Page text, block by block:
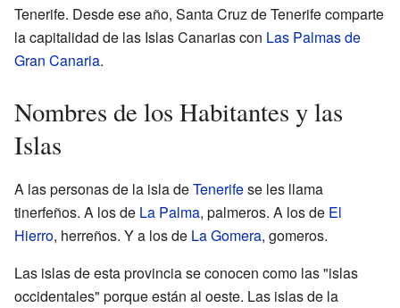
Tenerife. Desde ese año, Santa Cruz de Tenerife comparte
la capitalidad de las Islas Canarias con Las Palmas de
Gran Canaria.
Nombres de los Habitantes y las
Islas
A las personas de la isla deTenerifese les llama
tinerfeños. A los de La Palma, palmeros. A los de El
Hierro, herreños. Y a los de La Gomera, gomeros.
Las islas de esta provincia se conocen como las "islas
occidentales" porque están al oeste. Las islas de la